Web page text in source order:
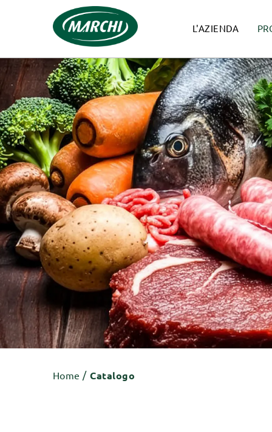
L'AZIENDA
Home Catalogo